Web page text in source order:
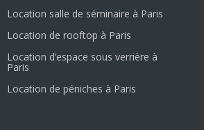
Location salle de séminaire à Paris
Location de rooftop à Paris
Location d’espace sous verrière à
Paris
Location de péniches à Paris